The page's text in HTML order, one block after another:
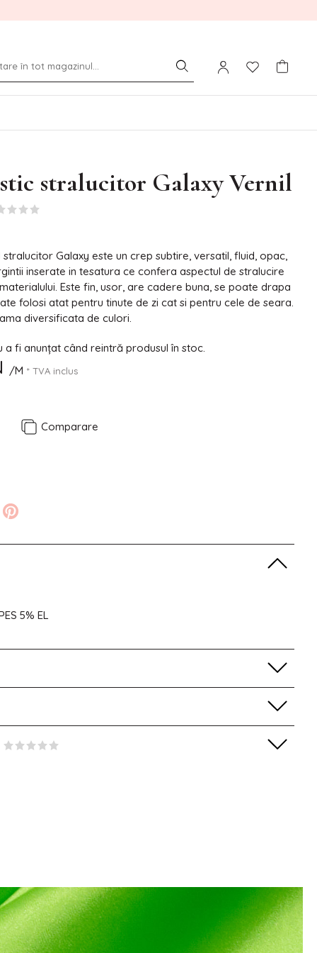
stralucitor Galaxy Vernil
Galaxy este un crep subtire, versatil, fluid, opac,
inserate in tesatura ce confera aspectul de stralucire
Este fin, usor, are cadere buna, se poate drapa
folosi atat pentru tinute de zi cat si pentru cele de seara.
diversificata de culori.
a fi anunțat când reintră produsul în stoc.
/M * TVA inclus
Comparare
5% EL